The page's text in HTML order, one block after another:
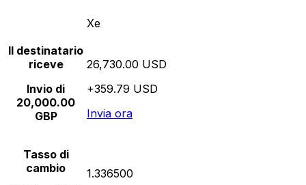
Xe
Il destinatario
riceve
Invio di
20,000.00
GBP
26,730.00 USD
+359.79 USD
Invia ora
Tasso di
cambio
1.336500